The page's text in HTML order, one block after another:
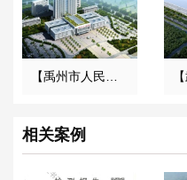
【禹州市人民医院】橡胶接头合同
相关案例